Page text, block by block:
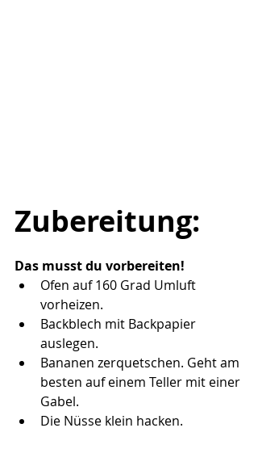
Zubereitung:
Das musst du vorbereiten!
Ofen auf 160 Grad Umluft
vorheizen.
Backblech mit Backpapier
auslegen.
Bananen zerquetschen. Geht am
besten auf einem Teller mit einer
Gabel.
Die Nüsse klein hacken.